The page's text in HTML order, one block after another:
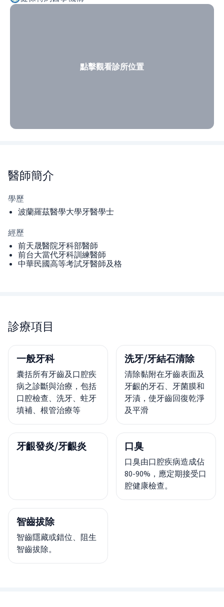
點擊觀看診所位置
醫師簡介
學歷
波蘭羅茲醫學大學牙醫學士
經歷
前天晟醫院牙科部醫師
前台大當代牙科訓練醫師
中華民國高等考試牙醫師及格
診療項目
一般牙科
囊括所有牙齒及口腔疾
病之診斷與治療，包括
口腔檢查、洗牙、蛀牙
填補、根管治療等
洗牙/牙結石清除
清除黏附在牙齒表面及
牙齦的牙石、牙菌膜和
牙漬，使牙齒回復乾淨
及平滑
牙齦發炎/牙齦炎 口臭
口臭由口腔疾病造成佔
80-90%，應定期接受口
腔健康檢查。
智齒拔除
智齒隱藏或錯位、阻生
智齒拔除。